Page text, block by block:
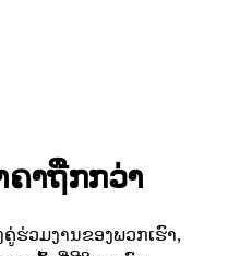
າຖືກກວ່າ
ຮ່ວມງານຂອງພວກເຮົາ,